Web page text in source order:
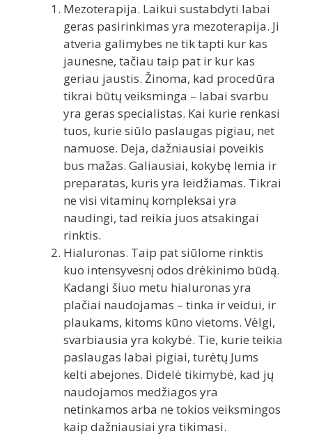
Mezoterapija. Laikui sustabdyti labai
geras pasirinkimas yra mezoterapija. Ji
atveria galimybes ne tik tapti kur kas
jaunesne, tačiau taip pat ir kur kas
geriau jaustis. Žinoma, kad procedūra
tikrai būtų veiksminga – labai svarbu
yra geras specialistas. Kai kurie renkasi
tuos, kurie siūlo paslaugas pigiau, net
namuose. Deja, dažniausiai poveikis
bus mažas. Galiausiai, kokybę lemia ir
preparatas, kuris yra leidžiamas. Tikrai
ne visi vitaminų kompleksai yra
naudingi, tad reikia juos atsakingai
rinktis.
Hialuronas. Taip pat siūlome rinktis
kuo intensyvesnį odos drėkinimo būdą.
Kadangi šiuo metu hialuronas yra
plačiai naudojamas – tinka ir veidui, ir
plaukams, kitoms kūno vietoms. Vėlgi,
svarbiausia yra kokybė. Tie, kurie teikia
paslaugas labai pigiai, turėtų Jums
kelti abejones. Didelė tikimybė, kad jų
naudojamos medžiagos yra
netinkamos arba ne tokios veiksmingos
kaip dažniausiai yra tikimasi.